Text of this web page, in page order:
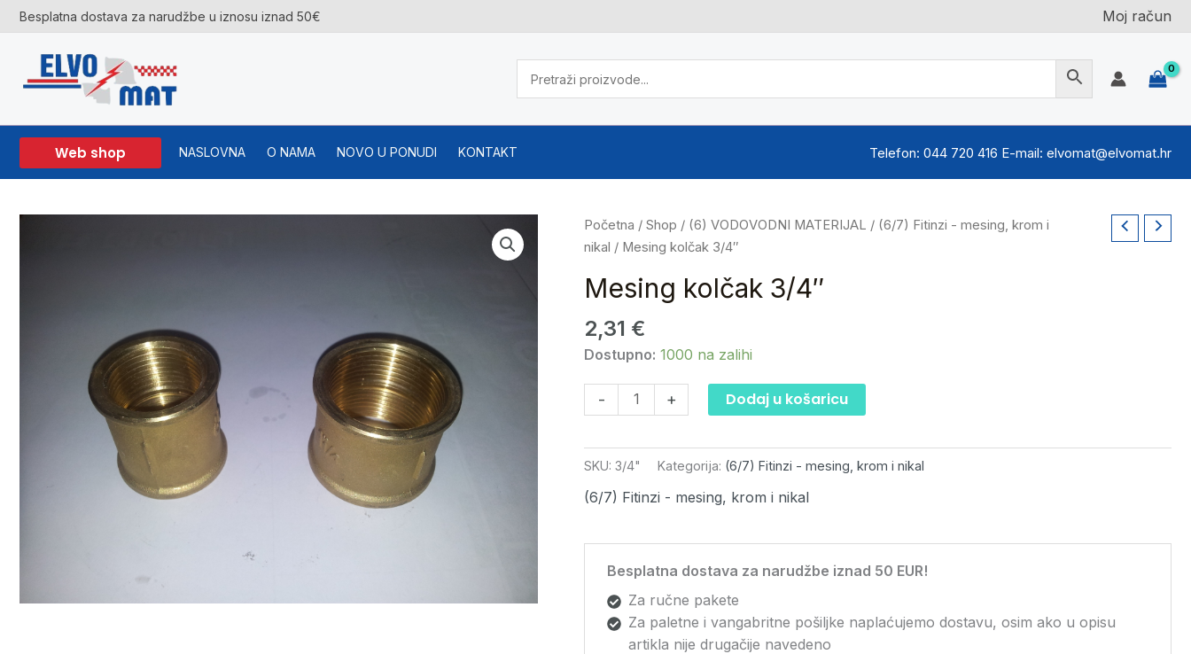
Skip
to
content
Besplatna dostava za narudžbe u iznosu iznad 50€ Moj račun
Web shop NASLOVNA O NAMA NOVO U PONUDI KONTAKT Telefon: 044 720 416 E-mail: elvomat@elvomat.hr
Početna / Shop / (6) VODOVODNI MATERIJAL / (6/7) Fitinzi - mesing, krom i
nikal / Mesing kolčak 3/4″
Mesing kolčak 3/4″
2,31 €
Dostupno: 1000 na zalihi
-
Mesing
kolčak
količina
+ Dodaj u košaricu
SKU: 3/4" Kategorija: (6/7) Fitinzi - mesing, krom i nikal
(6/7) Fitinzi - mesing, krom i nikal
Besplatna dostava za narudžbe iznad 50 EUR!
Za ručne pakete
Za paletne i vangabritne pošiljke naplaćujemo dostavu, osim ako u opisu
artikla nije drugačije navedeno